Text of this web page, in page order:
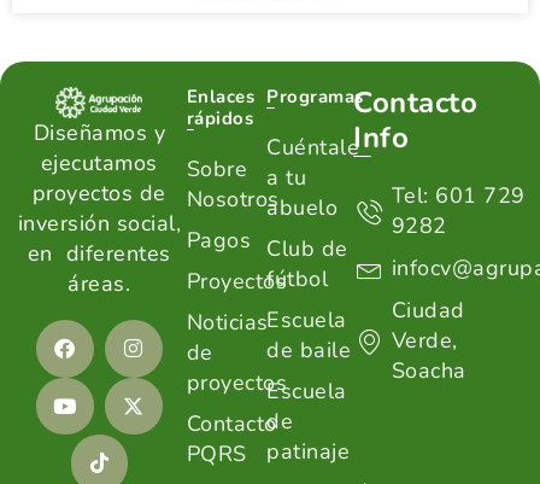
Diseñamos y
ejecutamos
proyectos de
inversión social,
en diferentes
áreas.
Enlaces
rápidos
Sobre
Nosotros
Pagos
Proyectos
Noticias
de
proyectos
Contacto
PQRS
Programas
Cuéntale
a tu
abuelo
Club de
fútbol
Escuela
de baile
Escuela
de
patinaje
Contacto
Info
Tel: 601 729
9282
Ciudad
Verde,
Soacha